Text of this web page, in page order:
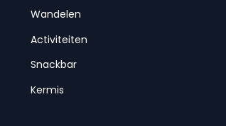
Wandelen
Activiteiten
Snackbar
Kermis